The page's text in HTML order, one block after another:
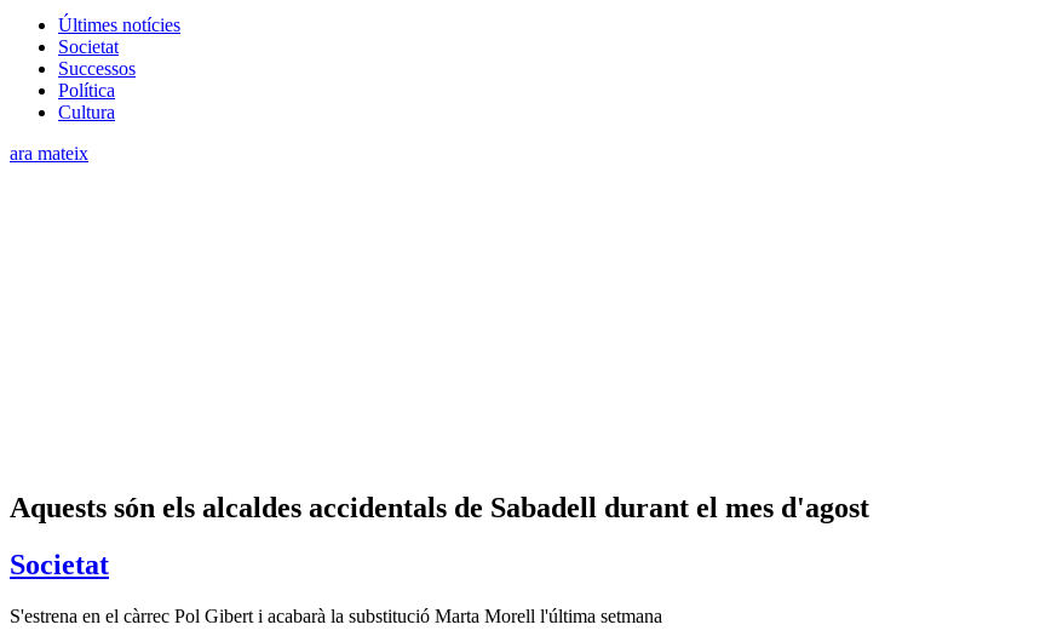
Últimes notícies
Societat
Successos
Política
Cultura
ara mateix
Aquests són els alcaldes accidentals de Sabadell durant el mes d'agost
Societat
S'estrena en el càrrec Pol Gibert i acabarà la substitució Marta Morell l'última setmana